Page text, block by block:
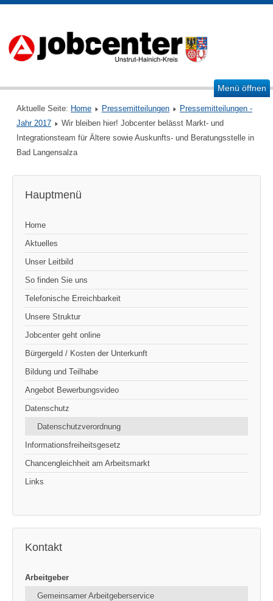
Menü öffnen
Aktuelle Seite: Home Pressemitteilungen
Pressemitteilungen -
Jahr 2017
Wir bleiben hier! Jobcenter belässt Markt- und
Integrationsteam für Ältere sowie Auskunfts- und Beratungsstelle in
Bad Langensalza
Hauptmenü
Home
Aktuelles
Unser Leitbild
So finden Sie uns
Telefonische Erreichbarkeit
Unsere Struktur
Jobcenter geht online
Bürgergeld / Kosten der Unterkunft
Bildung und Teilhabe
Angebot Bewerbungsvideo
Datenschutz
Datenschutzverordnung
Informationsfreiheitsgesetz
Chancengleichheit am Arbeitsmarkt
Links
Kontakt
Arbeitgeber
Gemeinsamer Arbeitgeberservice